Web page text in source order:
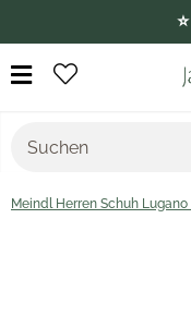
Meindl Herren Schuh